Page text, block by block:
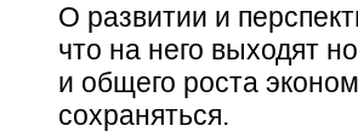
О развитии и
что на него выходят
и общего роста
сохраняться.